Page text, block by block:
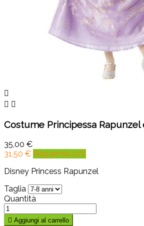

 
Costume Principessa Rapunzel
35,00 €
31,50 € Risparmia 10%
Disney Princess Rapunzel
Taglia
Quantità
 Aggiungi al carrello